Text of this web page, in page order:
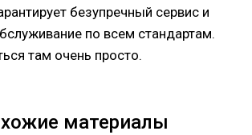
безупречный сервис и
по всем стандартам.
там очень просто.
материалы